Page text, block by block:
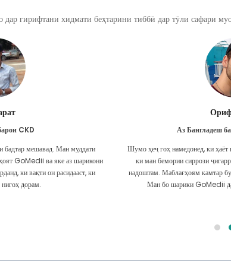
гирифтани хидмати беҳтарини тиббӣ дар тӯли сафари
сиррози ҷигар
гардиши нодуруст мегирад, вақте
ташхис карданд, ман ҷои рафтан
ва намедонистам чӣ кор кунам.
Бангладеш тамос гирифтам.
Аз
Вомбаргҳои муштарак бо
пеш бо онҳо барои
даста ҳамеша кӯмаки доимӣ
мегирам, то дар Макс